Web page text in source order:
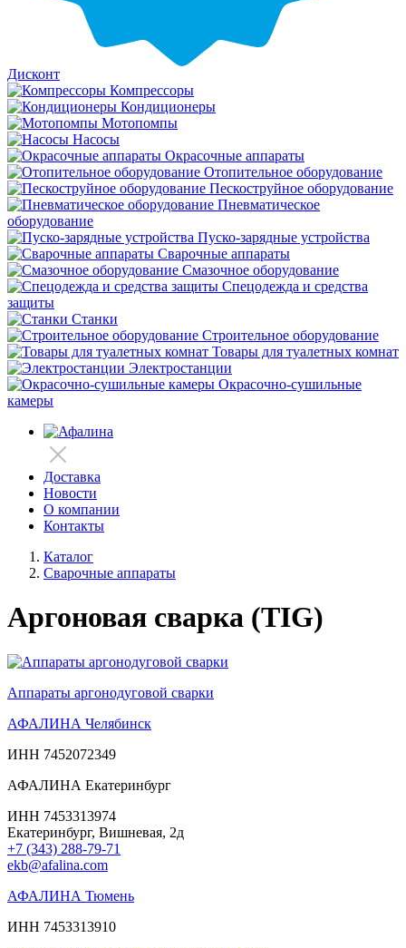
Дисконт
Компрессоры
Кондиционеры
Мотопомпы
Насосы
Окрасочные аппараты
Отопительное оборудование
Пескоструйное оборудование
Пневматическое
оборудование
Пуско-зарядные устройства
Сварочные аппараты
Смазочное оборудование
Спецодежда и средства
защиты
Станки
Строительное оборудование
Товары для туалетных комнат
Электростанции
Окрасочно-сушильные
камеры
Доставка
Новости
О компании
Контакты
Каталог
Сварочные аппараты
Аргоновая сварка (TIG)
Аппараты аргонодуговой сварки
АФАЛИНА Челябинск
ИНН 7452072349
АФАЛИНА Екатеринбург
ИНН 7453313974
Екатеринбург, Вишневая, 2д
+7 (343) 288-79-71
ekb@afalina.com
АФАЛИНА Тюмень
ИНН 7453313910